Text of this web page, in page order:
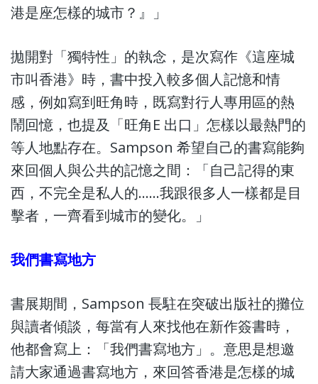
港是座怎樣的城市？』」
拋開對「獨特性」的執念，是次寫作《這座城
市叫香港》時，書中投入較多個人記憶和情
感，例如寫到旺角時，既寫對行人專用區的熱
鬧回憶，也提及「旺角E 出口」怎樣以最熱門的
等人地點存在。Sampson 希望自己的書寫能夠
來回個人與公共的記憶之間：「自己記得的東
西，不完全是私人的……我跟很多人一樣都是目
擊者，一齊看到城市的變化。」
我們書寫地方
書展期間，Sampson 長駐在突破出版社的攤位
與讀者傾談，每當有人來找他在新作簽書時，
他都會寫上：「我們書寫地方」。意思是想邀
請大家通過書寫地方，來回答香港是怎樣的城